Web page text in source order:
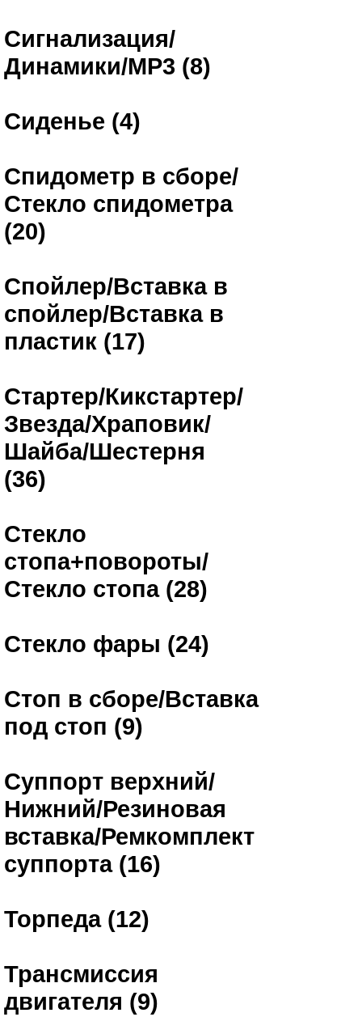
Сигнализация/
Динамики/MP3 (8)
Сиденье (4)
Спидометр в сборе/
Стекло спидометра
(20)
Спойлер/Вставка в
спойлер/Вставка в
пластик (17)
Стартер/Кикстартер/
Звезда/Храповик/
Шайба/Шестерня
(36)
Стекло
стопа+повороты/
Стекло стопа (28)
Стекло фары (24)
Стоп в сборе/Вставка
под стоп (9)
Суппорт верхний/
Нижний/Резиновая
вставка/Ремкомплект
суппорта (16)
Торпеда (12)
Трансмиссия
двигателя (9)